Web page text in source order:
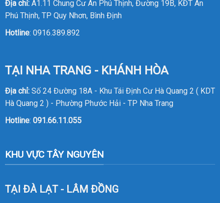
Địa chỉ:A1.11 Chung Cư An Phú Thịnh, Đường 19B, KĐT An
Phú Thịnh, TP Quy Nhơn, Bình Định
Hotline: 0916.389.892
TẠI NHA TRANG - KHÁNH HÒA
Địa chỉ: Số 24 Đường 18A - Khu Tái Định Cư Hà Quang 2 ( KDT
Hà Quang 2 ) - Phường Phước Hải - TP Nha Trang
Hotline: 091.66.11.055
KHU VỰC TÂY NGUYÊN
TẠI ĐÀ LẠT - LÂM ĐỒNG